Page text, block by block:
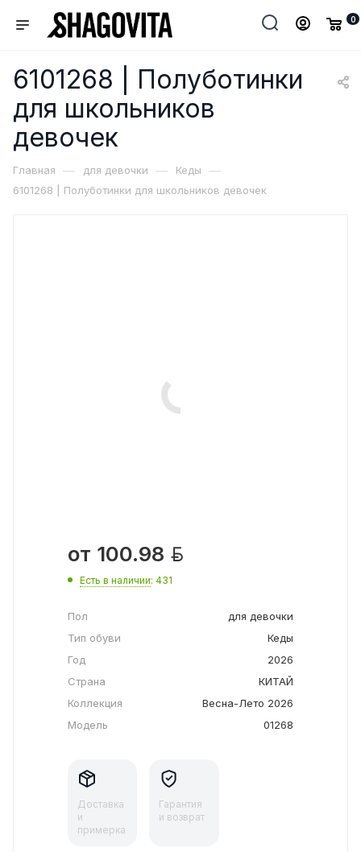
0
6101268 | Полуботинки
для школьников
девочек
Главная — для девочки — Кеды —
6101268 | Полуботинки для школьников девочек
от 100.98 
Есть в наличии: 431
Пол
для девочки
Тип обуви
Кеды
Год
2026
Страна
КИТАЙ
Коллекция
Весна-Лето 2026
Модель
01268
Доставка
и
примерка
Гарантия
и возврат